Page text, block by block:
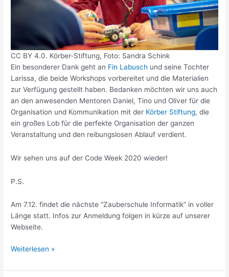
CC BY 4.0. Körber-Stiftung, Foto: Sandra Schink
Ein besonderer Dank geht an Fin Labusch und seine Tochter
Larissa, die beide Workshops vorbereitet und die Materialien
zur Verfügung gestellt haben. Bedanken möchten wir uns auch
an den anwesenden Mentoren Daniel, Tino und Oliver für die
Organisation und Kommunikation mit der Körber Stiftung, die
ein großes Lob für die perfekte Organisation der ganzen
Veranstaltung und den reibungslosen Ablauf verdient.
Wir sehen uns auf der Code Week 2020 wieder!
P.S.
Am 7.12. findet die nächste “Zauberschule Informatik” in voller
Länge statt. Infos zur Anmeldung folgen in kürze auf unserer
Webseite.
Kids4IT
der
Weiterlesen »